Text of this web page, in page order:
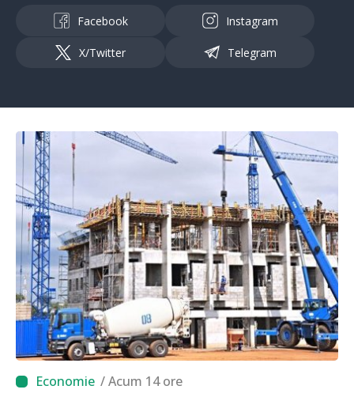
Facebook Instagram
X/Twitter Telegram
/ Acum 14 ore